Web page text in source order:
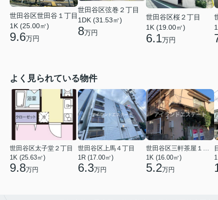
世田谷区世田谷１丁目
1K (25.00㎡)
9.6万円
世田谷区弦巻２丁目
1DK (31.53㎡)
8万円
世田谷区桜２丁目
1K (19.00㎡)
6.1万円
よく見られている物件
世田谷区太子堂２丁目
1K (25.63㎡)
9.8万円
世田谷区上馬４丁目
1R (17.00㎡)
6.3万円
世田谷区三軒茶屋１丁目
1K (16.00㎡)
5.2万円